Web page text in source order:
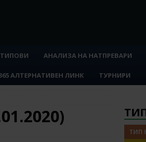
АНАЛИЗА НА НАТПРЕВАРИ
АЛТЕРНАТИВЕН ЛИНК ТУРНИРИ
ТИП